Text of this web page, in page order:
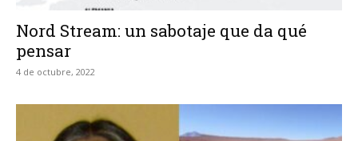
Nord Stream: un sabotaje que da qué
pensar
4 de octubre, 2022